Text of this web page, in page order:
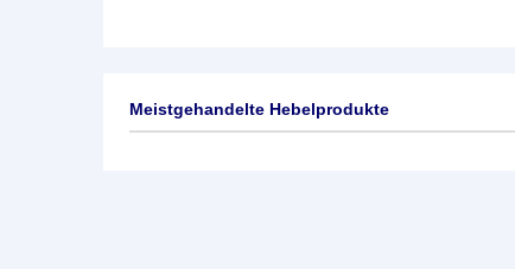
Meistgehandelte Hebelprodukte